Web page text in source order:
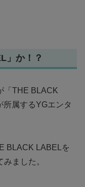
」か！？
「THE BLACK
属するYGエンタ
BLACK LABELを
ました。